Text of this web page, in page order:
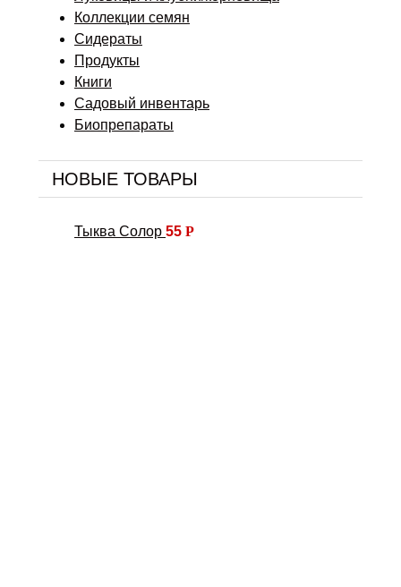
Коллекции семян
Сидераты
Продукты
Книги
Садовый инвентарь
Биопрепараты
НОВЫЕ ТОВАРЫ
Тыква Солор 55 Р